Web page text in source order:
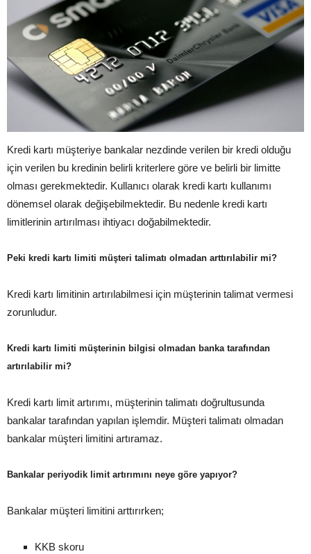
Kredi kartı müşteriye bankalar nezdinde verilen bir kredi olduğu
için verilen bu kredinin belirli kriterlere göre ve belirli bir limitte
olması gerekmektedir. Kullanıcı olarak kredi kartı kullanımı
dönemsel olarak değişebilmektedir. Bu nedenle kredi kartı
limitlerinin artırılması ihtiyacı doğabilmektedir.
Peki kredi kartı limiti müşteri talimatı olmadan arttırılabilir mi?
Kredi kartı limitinin artırılabilmesi için müşterinin talimat vermesi
zorunludur.
Kredi kartı limiti müşterinin bilgisi olmadan banka tarafından
artırılabilir mi?
Kredi kartı limit artırımı, müşterinin talimatı doğrultusunda
bankalar tarafından yapılan işlemdir. Müşteri talimatı olmadan
bankalar müşteri limitini artıramaz.
Bankalar periyodik limit artırımını neye göre yapıyor?
Bankalar müşteri limitini arttırırken;
KKB skoru